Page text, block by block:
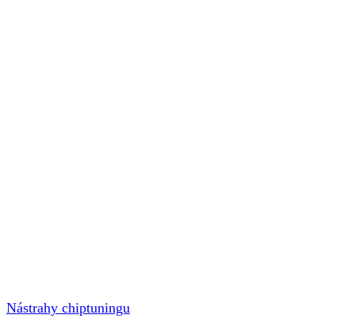
Nástrahy chiptuningu